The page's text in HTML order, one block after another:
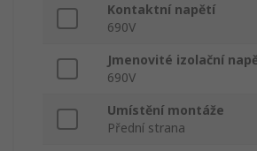
Kontaktní napětí
690V
Jmenovité izolační
690V
Umístění montáže
Přední strana